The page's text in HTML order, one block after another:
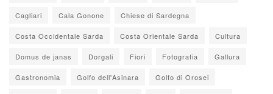
Cagliari Cala Gonone Chiese di Sardegna
Costa Occidentale Sarda Costa Orientale Sarda Cultura
Domus de janas Dorgali Fiori Fotografia Gallura
Gastronomia Golfo dell'Asinara Golfo di Orosei